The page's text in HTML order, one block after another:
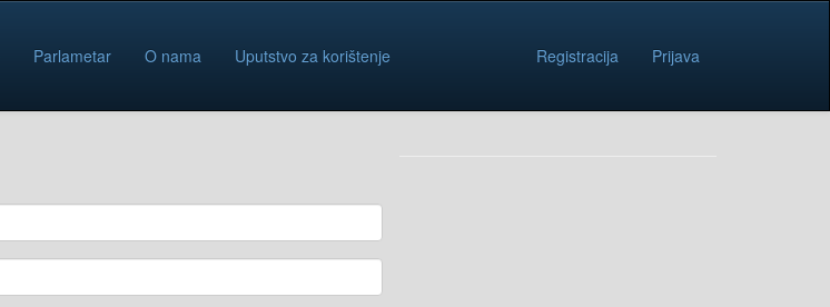
Parlametar O nama Uputstvo za korištenje Registracija Prijava